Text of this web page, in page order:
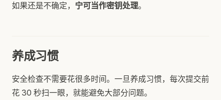
如果还是不确定， 宁可当作密钥处理。
养成习惯
安全检查不需要花很多时间。一旦养成习惯，每次提交前
花 30 秒扫一眼，就能避免大部分问题。